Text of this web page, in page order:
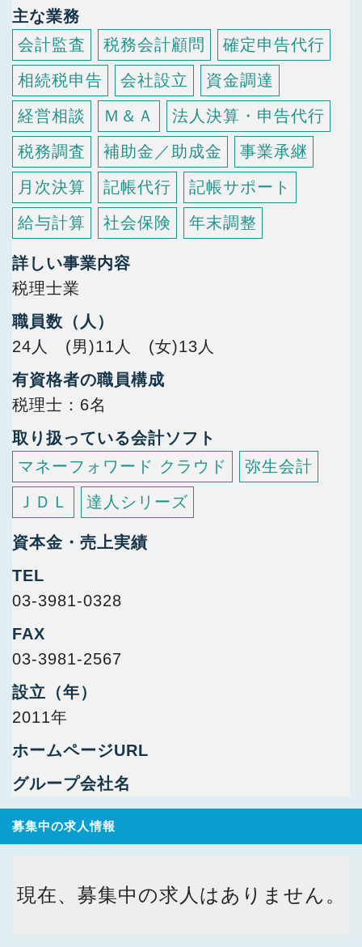
主な業務
会計監査
税務会計顧問
確定申告代行
相続税申告
会社設立
資金調達
経営相談
Ｍ＆Ａ
法人決算・申告代行
税務調査
補助金／助成金
事業承継
月次決算
記帳代行
記帳サポート
給与計算
社会保険 年末調整
詳しい事業内容
税理士業
職員数（人）
24人 (男)11人 (女)13人
有資格者の職員構成
税理士
6名
取り扱っている会計ソフト
マネーフォワード クラウド
弥生会計
ＪＤＬ
達人シリーズ
資本金・売上実績
TEL
03-3981-0328
FAX
03-3981-2567
設立（年）
2011年
ホームページURL
グループ会社名
募集中の求人情報
現在、募集中の求人はありません。